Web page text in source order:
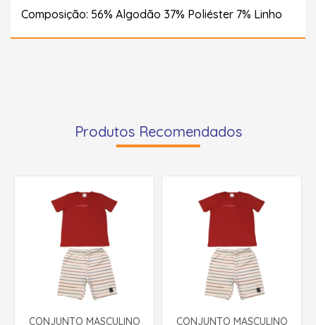
Composição: 56% Algodão 37% Poliéster 7% Linho
Produtos Recomendados
CONJUNTO MASCULINO
CONJUNTO MASCULINO